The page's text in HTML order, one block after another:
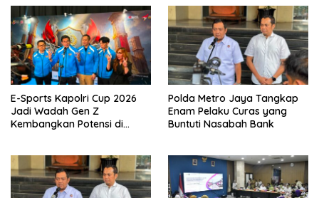
E-Sports Kapolri Cup 2026
Jadi Wadah Gen Z
Kembangkan Potensi di
Polda Metro Jaya Tangkap
Enam Pelaku Curas yang
Buntuti Nasabah Bank